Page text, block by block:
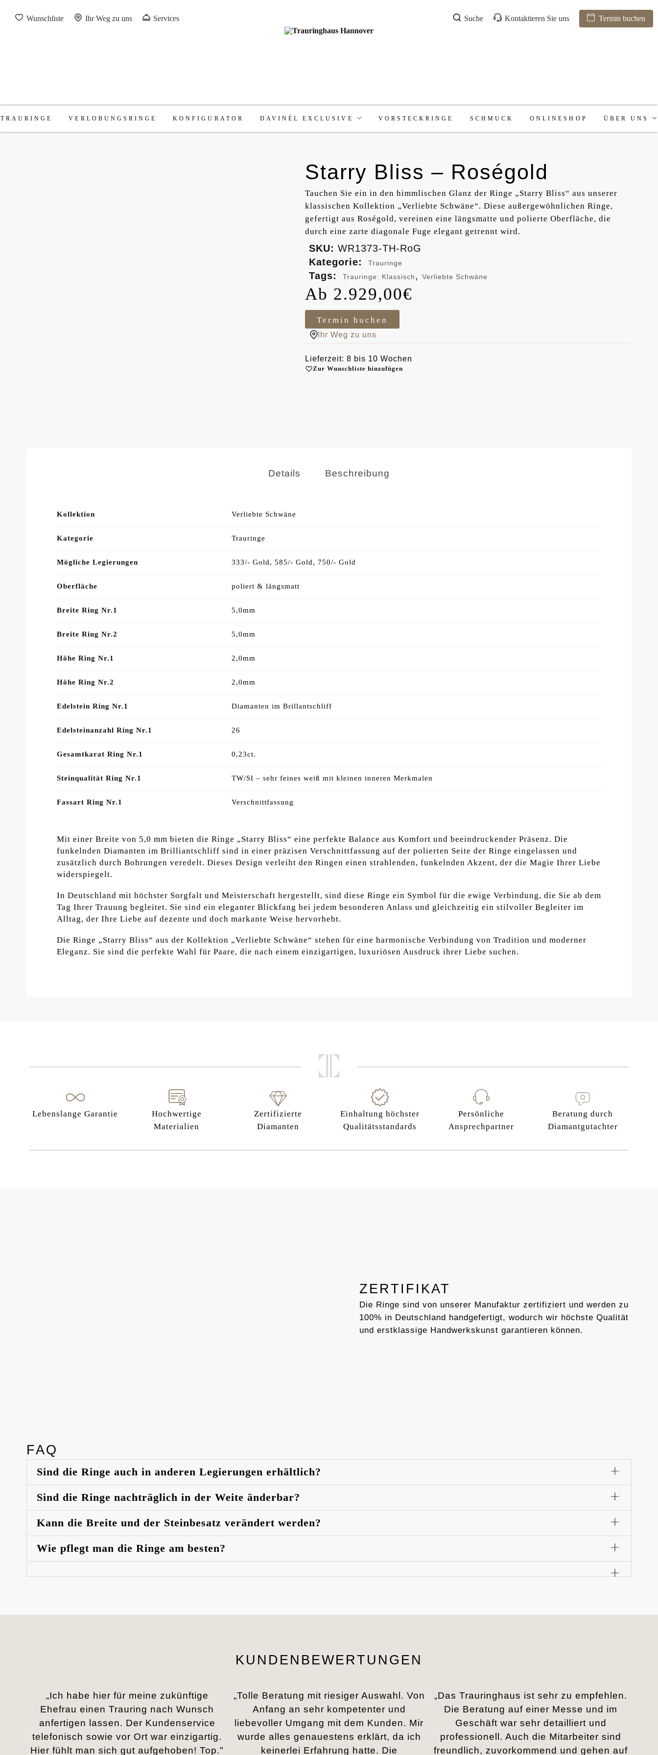
Wunschliste Ihr Weg zu uns Services Suche Kontaktieren Sie uns Termin buchen
TRAURINGE VERLOBUNGSRINGE KONFIGURATOR DAVINÉL EXCLUSIVE VORSTECKRINGE SCHMUCK ONLINESHOP ÜBER UNS
Starry Bliss – Roségold
Tauchen Sie ein in den himmlischen Glanz der Ringe „Starry Bliss“ aus unserer
klassischen Kollektion „Verliebte Schwäne“. Diese außergewöhnlichen Ringe,
gefertigt aus Roségold, vereinen eine längsmatte und polierte Oberfläche, die
durch eine zarte diagonale Fuge elegant getrennt wird.
SKU: WR1373-TH-RoG
Kategorie:
Trauringe
Tags: Trauringe: Klassisch, Verliebte Schwäne
2.929,00€
Termin buchen
Ihr Weg zu uns
Lieferzeit: 8 bis 10 Wochen
Zur Wunschliste hinzufügen
Details Beschreibung
Kollektion Verliebte Schwäne
Kategorie Trauringe
Mögliche Legierungen 333/- Gold, 585/- Gold, 750/- Gold
Oberfläche poliert & längsmatt
Breite Ring Nr.1 5,0mm
Breite Ring Nr.2 5,0mm
Höhe Ring Nr.1 2,0mm
Höhe Ring Nr.2 2,0mm
Edelstein Ring Nr.1 Diamanten im Brillantschliff
Edelsteinanzahl Ring Nr.1 26
Gesamtkarat Ring Nr.1 0,23ct.
Steinqualität Ring Nr.1 TW/SI – sehr feines weiß mit kleinen inneren Merkmalen
Fassart Ring Nr.1 Verschnittfassung
Mit einer Breite von 5,0 mm bieten die Ringe „Starry Bliss“ eine perfekte Balance aus Komfort und beeindruckender Präsenz. Die
funkelnden Diamanten im Brilliantschliff sind in einer präzisen Verschnittfassung auf der polierten Seite der Ringe eingelassen und
zusätzlich durch Bohrungen veredelt. Dieses Design verleiht den Ringen einen strahlenden, funkelnden Akzent, der die Magie Ihrer Liebe
widerspiegelt.
In Deutschland mit höchster Sorgfalt und Meisterschaft hergestellt, sind diese Ringe ein Symbol für die ewige Verbindung, die Sie ab dem
Tag Ihrer Trauung begleitet. Sie sind ein eleganter Blickfang bei jedem besonderen Anlass und gleichzeitig ein stilvoller Begleiter im
Alltag, der Ihre Liebe auf dezente und doch markante Weise hervorhebt.
Die Ringe „Starry Bliss“ aus der Kollektion „Verliebte Schwäne“ stehen für eine harmonische Verbindung von Tradition und moderner
Eleganz. Sie sind die perfekte Wahl für Paare, die nach einem einzigartigen, luxuriösen Ausdruck ihrer Liebe suchen.
Lebenslange Garantie
Hochwertige
Materialien
Zertifizierte
Diamanten
Einhaltung höchster
Qualitätsstandards
Persönliche
Ansprechpartner
Beratung durch
Diamantgutachter
ZERTIFIKAT
Die Ringe sind von unserer Manufaktur zertifiziert und werden zu
100% in Deutschland handgefertigt, wodurch wir höchste Qualität
und erstklassige Handwerkskunst garantieren können.
FAQ
Sind die Ringe auch in anderen Legierungen erhältlich?
Sind die Ringe nachträglich in der Weite änderbar?
Kann die Breite und der Steinbesatz verändert werden?
Wie pflegt man die Ringe am besten?
KUNDENBEWERTUNGEN
„Ich habe hier für meine zukünftige
Ehefrau einen Trauring nach Wunsch
anfertigen lassen. Der Kundenservice
telefonisch sowie vor Ort war einzigartig.
Hier fühlt man sich gut aufgehoben! Top."
„Tolle Beratung mit riesiger Auswahl. Von
Anfang an sehr kompetenter und
liebevoller Umgang mit dem Kunden. Mir
wurde alles genauestens erklärt, da ich
keinerlei Erfahrung hatte. Die
„Das Trauringhaus ist sehr zu empfehlen.
Die Beratung auf einer Messe und im
Geschäft war sehr detailliert und
professionell. Auch die Mitarbeiter sind
freundlich, zuvorkommend und gehen auf